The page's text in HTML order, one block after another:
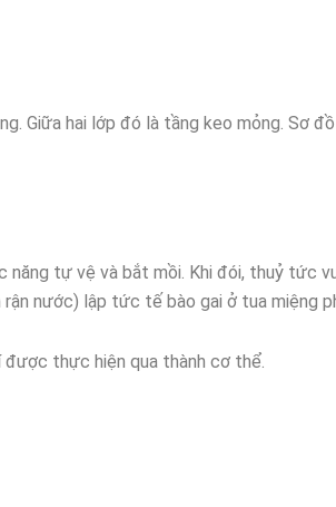
Giữa hai lớp đó là tầng keo mỏng. Sơ
tự vệ và bắt mồi. Khi đói, thuỷ tức
nước) lập tức tế bào gai ở tua miệng
thực hiện qua thành cơ thể.